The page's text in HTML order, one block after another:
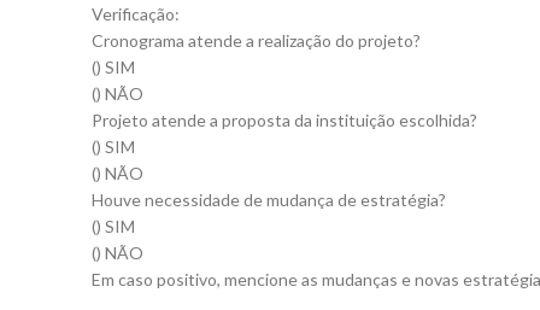
Verificação:
Cronograma atende a realização do projeto?
() SIM
() NÃO
Projeto atende a proposta da instituição escolhida?
() SIM
() NÃO
Houve necessidade de mudança de estratégia?
() SIM
() NÃO
Em caso positivo, mencione as mudanças e novas